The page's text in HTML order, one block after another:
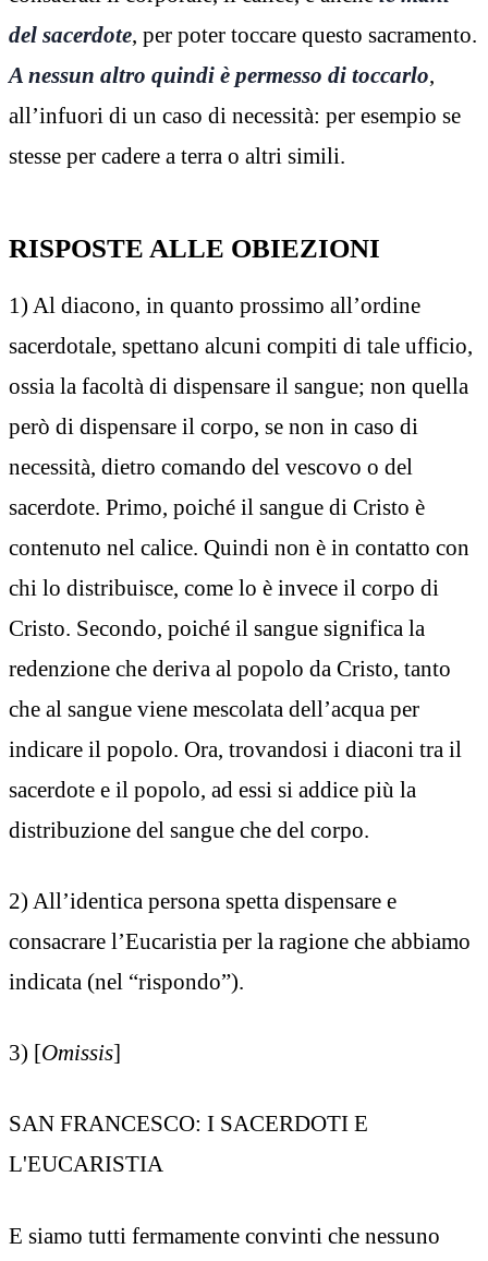
del sacerdote, per poter toccare questo sacramento.
A nessun altro quindi è permesso di toccarlo,
all’infuori di un caso di necessità: per esempio se
stesse per cadere a terra o altri simili.
RISPOSTE ALLE OBIEZIONI
1) Al diacono, in quanto prossimo all’ordine
sacerdotale, spettano alcuni compiti di tale ufficio,
ossia la facoltà di dispensare il sangue; non quella
però di dispensare il corpo, se non in caso di
necessità, dietro comando del vescovo o del
sacerdote. Primo, poiché il sangue di Cristo è
contenuto nel calice. Quindi non è in contatto con
chi lo distribuisce, come lo è invece il corpo di
Cristo. Secondo, poiché il sangue significa la
redenzione che deriva al popolo da Cristo, tanto
che al sangue viene mescolata dell’acqua per
indicare il popolo. Ora, trovandosi i diaconi tra il
sacerdote e il popolo, ad essi si addice più la
distribuzione del sangue che del corpo.
2) All’identica persona spetta dispensare e
consacrare l’Eucaristia per la ragione che abbiamo
indicata (nel “rispondo”).
3) [Omissis]
SAN FRANCESCO: I SACERDOTI E
L'EUCARISTIA
E siamo tutti fermamente convinti che nessuno